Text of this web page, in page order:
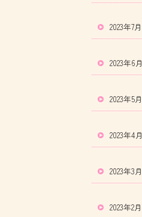
2023年7月
2023年6月
2023年5月
2023年4月
2023年3月
2023年2月